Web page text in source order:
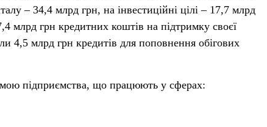
– 34,4 млрд грн, на інвестиційні цілі – 17,7 млрд
млрд грн кредитних коштів на підтримку своєї
4,5 млрд грн кредитів для поповнення обігових
підприємства, що працюють у сферах: